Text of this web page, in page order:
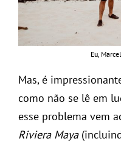
Eu,
Mas, é
como não se lê em
esse problema vem
Riviera Maya